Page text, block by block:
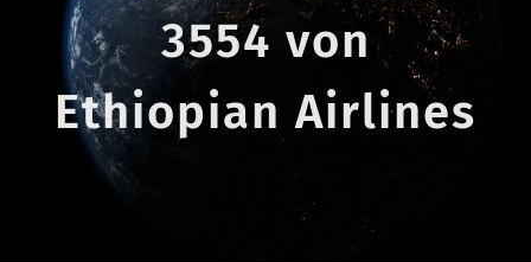
3554 von
Ethiopian Airlines